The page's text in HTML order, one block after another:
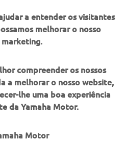
de baterias de última
garantem uma alternativa
tradicionais. Nos oito
a Europa, a Torqeedo utiliza
tornando mais fácil do que
clientes a soluções náuticas
a entender os visitantes
melhorar o nosso
compreender os nossos
a melhorar o nosso website,
lhe uma boa experiência
da Yamaha Motor.
Motor